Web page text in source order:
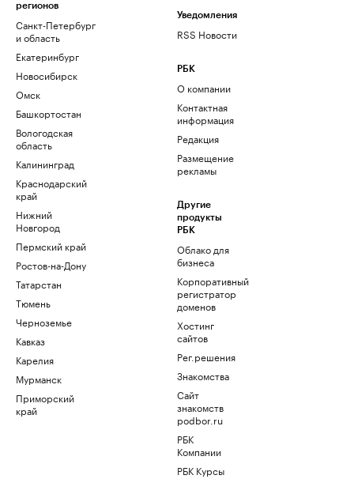
регионов
Санкт-Петербург
и область
Екатеринбург
Новосибирск
Омск
Башкортостан
Вологодская
область
Калининград
Краснодарский
край
Нижний
Новгород
Пермский край
Ростов-на-Дону
Татарстан
Тюмень
Черноземье
Кавказ
Карелия
Мурманск
Приморский
край
Уведомления
RSS Новости
РБК
О компании
Контактная
информация
Редакция
Размещение
рекламы
Другие
продукты
РБК
Облако для
бизнеса
Корпоративный
регистратор
доменов
Хостинг
сайтов
Рег.решения
Знакомства
Сайт
знакомств
podbor.ru
РБК
Компании
РБК Курсы